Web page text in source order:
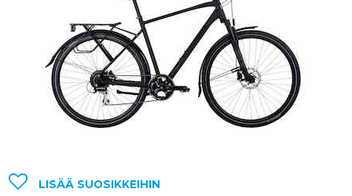
LISÄÄ SUOSIKKEIHIN